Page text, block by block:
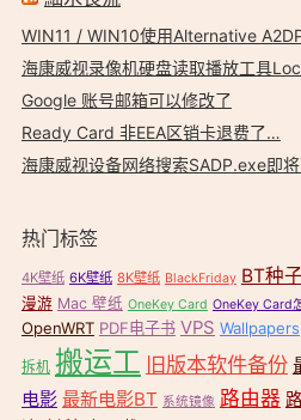
WIN11 / WIN10使用Alternative
海康威视录像机硬盘读取播放工具
Google 账号邮箱可以修改了
Ready Card 非EEA区销卡退费了…
海康威视设备网络搜索SADP.exe即
热门标签
4K壁纸 6K壁纸 8K壁纸 BlackFriday BT种子
漫游 Mac 壁纸 OneKey Card OneKey Card
OpenWRT PDF电子书 VPS Wallpapers
拆机 搬运工 旧版本软件备份
电影 最新电影BT 系统镜像 路由器